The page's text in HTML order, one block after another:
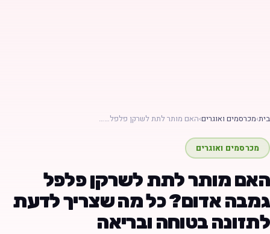
›מכרסמים ואוגרים›האם מותר לתת לשרקן פלפל……
מכרסמים ואוגרים
מותר לתת לשרקן פלפל
אדום? כל מה שצריך לדעת
בטוחה ובריאה